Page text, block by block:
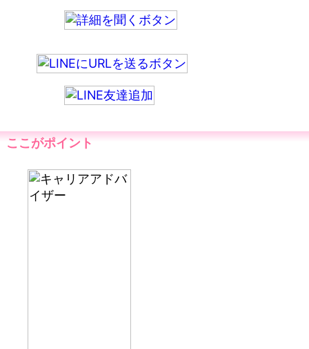
ここがポイント